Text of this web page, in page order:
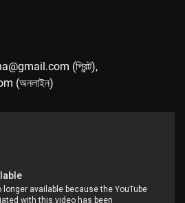
(প্রিন্ট),
(অনলাইন)